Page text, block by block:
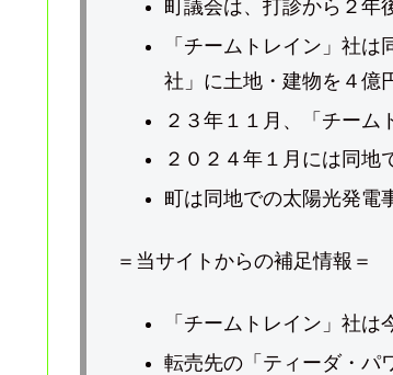
町議会は、打診から２年
「チームトレイン」社
社」に土地・建物を４億
２３年１１月、「チーム
２０２４年１月には同地
町は同地での太陽光発電
＝当サイトからの補足情報＝
「チームトレイン」社は
転売先の「ティーダ・パ